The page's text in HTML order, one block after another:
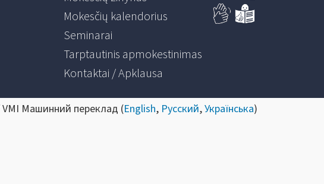
Mokesčių kalendorius
Seminarai
Tarptautinis apmokestinimas
Kontaktai / Apklausa
Машинний переклад (English, Русский,Українська)